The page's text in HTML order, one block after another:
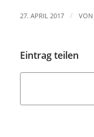
27. APRIL 2017 / VON
Eintrag teilen